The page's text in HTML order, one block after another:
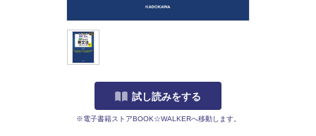
試し読みをする
※電子書籍ストアBOOK☆WALKERへ移動します。